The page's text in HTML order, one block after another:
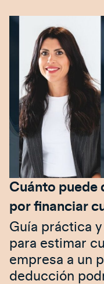
Cuánto puede
por financiar
Guía práctica
para estimar
empresa a un
deducción